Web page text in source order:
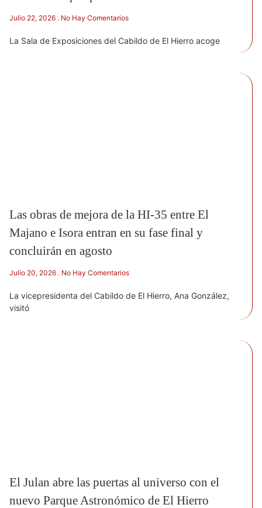
Julio 22, 2026 No Hay Comentarios
La Sala de Exposiciones del Cabildo de El Hierro acoge
Las obras de mejora de la HI-35 entre El
Majano e Isora entran en su fase final y
concluirán en agosto
Julio 20, 2026 No Hay Comentarios
La vicepresidenta del Cabildo de El Hierro, Ana González,
visitó
El Julan abre las puertas al universo con el
nuevo Parque Astronómico de El Hierro